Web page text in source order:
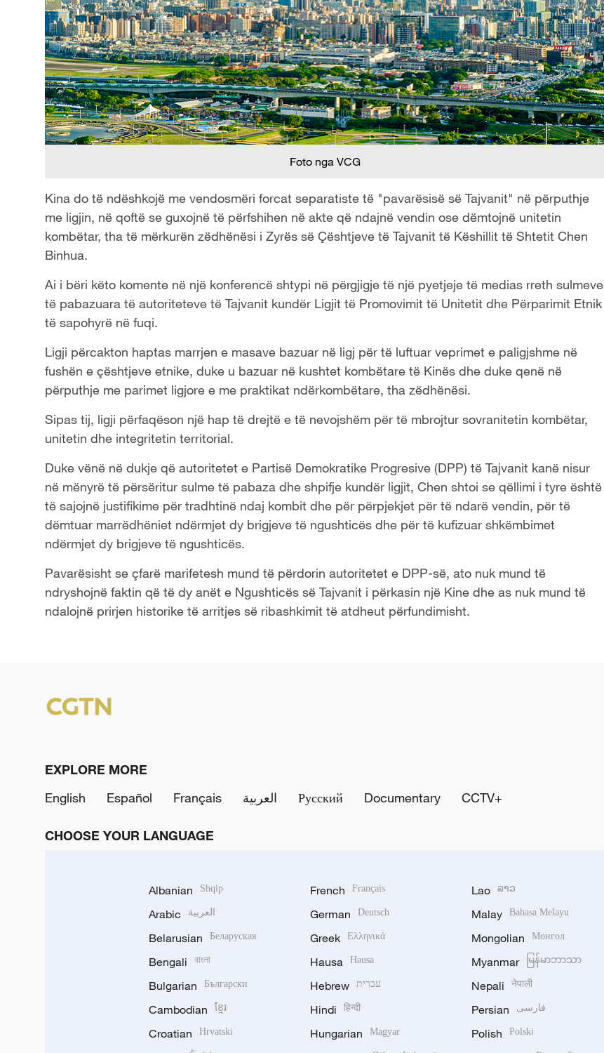
Foto nga VCG
Kina do të ndëshkojë me vendosmëri forcat separatiste të "pavarësisë së Tajvanit" në përputhje
me ligjin, në qoftë se guxojnë të përfshihen në akte që ndajnë vendin ose dëmtojnë unitetin
kombëtar, tha të mërkurën zëdhënësi i Zyrës së Çështjeve të Tajvanit të Këshillit të Shtetit Chen
Binhua.
Ai i bëri këto komente në një konferencë shtypi në përgjigje të një pyetjeje të medias rreth sulmeve
të pabazuara të autoriteteve të Tajvanit kundër Ligjit të Promovimit të Unitetit dhe Përparimit Etnik
të sapohyrë në fuqi.
Ligji përcakton haptas marrjen e masave bazuar në ligj për të luftuar veprimet e paligjshme në
fushën e çështjeve etnike, duke u bazuar në kushtet kombëtare të Kinës dhe duke qenë në
përputhje me parimet ligjore e me praktikat ndërkombëtare, tha zëdhënësi.
Sipas tij, ligji përfaqëson një hap të drejtë e të nevojshëm për të mbrojtur sovranitetin kombëtar,
unitetin dhe integritetin territorial.
Duke vënë në dukje që autoritetet e Partisë Demokratike Progresive (DPP) të Tajvanit kanë nisur
në mënyrë të përsëritur sulme të pabaza dhe shpifje kundër ligjit, Chen shtoi se qëllimi i tyre është
të sajojnë justifikime për tradhtinë ndaj kombit dhe për përpjekjet për të ndarë vendin, për të
dëmtuar marrëdhëniet ndërmjet dy brigjeve të ngushticës dhe për të kufizuar shkëmbimet
ndërmjet dy brigjeve të ngushticës.
Pavarësisht se çfarë marifetesh mund të përdorin autoritetet e DPP-së, ato nuk mund të
ndryshojnë faktin që të dy anët e Ngushticës së Tajvanit i përkasin një Kine dhe as nuk mund të
ndalojnë prirjen historike të arritjes së ribashkimit të atdheut përfundimisht.
EXPLORE MORE
English
Español Français العربية Русский Documentary CCTV+
CHOOSE YOUR LANGUAGE
Albanian Shqip
Arabic العربية
Belarusian Беларуская
Bengali বাংলা
Bulgarian Български
Cambodian ខ្មែរ
Croatian Hrvatski
French Français
German Deutsch
Greek Ελληνικά
Hausa Hausa
Hebrew עברית
Hindi हिन्दी
Hungarian Magyar
Lao ລາວ
Malay Bahasa Melayu
Mongolian Монгол
Myanmar မြန်မာဘာသာ
Nepali नेपाली
Persian فارسی
Polish Polski